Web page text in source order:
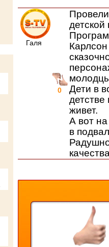
Галя
0
Дети в
живет.
А вот
в